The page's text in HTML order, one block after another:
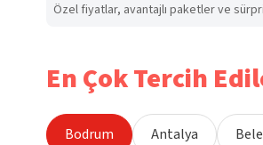
Özel fiyatlar, avantajlı paketler ve
En Çok Tercih
Bodrum Antalya